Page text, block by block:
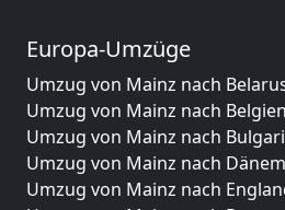
Europa-Umzüge
Umzug von Mainz nach
Umzug von Mainz nach Belgien
Umzug von Mainz nach
Umzug von Mainz nach
Umzug von Mainz nach